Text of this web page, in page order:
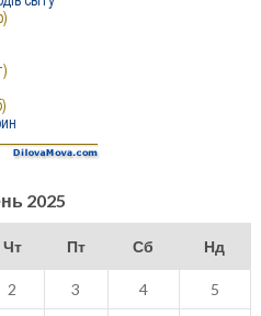
2025
Чт Пт Сб Нд
2 3 4 5